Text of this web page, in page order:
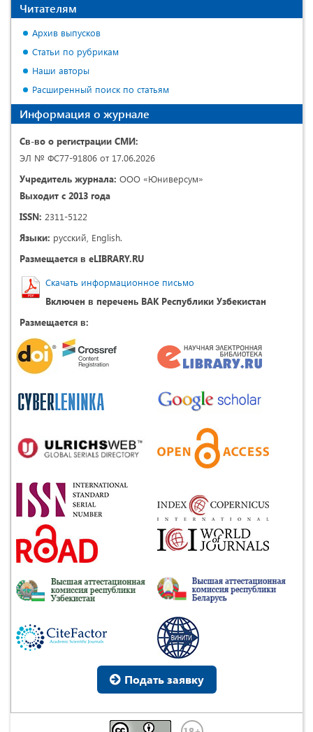
Читателям
Архив выпусков
Статьи по рубрикам
Наши авторы
Расширенный поиск по статьям
Информация о журнале
Св-во о регистрации СМИ:
ЭЛ № ФС77-91806 от 17.06.2026
Учредитель журнала: ООО «Юниверсум»
Выходит с 2013 года
ISSN: 2311-5122
Языки: русский, English.
Размещается в eLIBRARY.RU
Скачать информационное письмо
Включен в перечень ВАК Республики Узбекистан
Размещается в:
Подать заявку